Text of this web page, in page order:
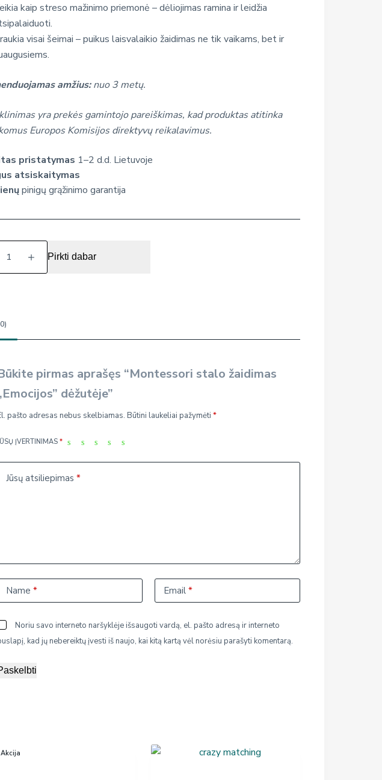
kaip streso mažinimo priemonė – dėliojimas ramina ir leidžia
visai šeimai – puikus laisvalaikio žaidimas ne tik vaikams, bet ir
amžius:nuo 3 metų.
yra prekės gamintojo pareiškimas, kad produktas atitinka
Europos Komisijos direktyvų reikalavimus.
pristatymas 1–2 d.d. Lietuvoje
atsiskaitymas
pinigų grąžinimo garantija
Pirkti dabar
pirmas aprašęs “Montessori stalo žaidimas
dėžutėje”
pašto adresas nebus skelbiamas. Būtini laukeliai pažymėti*
ĮVERTINIMAS*
Jūsų atsiliepimas*
Name * Email *
Noriu savo interneto naršyklėje išsaugoti vardą, el. pašto adresą ir interneto
kad jų nebereiktų įvesti iš naujo, kai kitą kartą vėl norėsiu parašyti komentarą.
Akcija